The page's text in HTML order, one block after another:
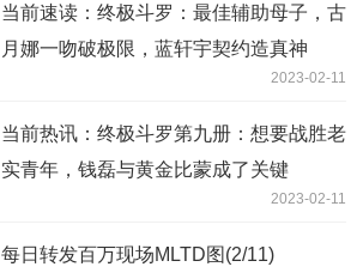
当前速读：终极斗罗：最佳辅助母子，古
月娜一吻破极限，蓝轩宇契约造真神
2023-02-11
当前热讯：终极斗罗第九册：想要战胜老
实青年，钱磊与黄金比蒙成了关键
2023-02-11
每日转发百万现场MLTD图(2/11)